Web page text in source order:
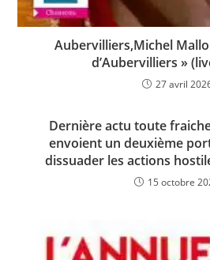
Aubervilliers,Michel
d’Aubervilliers »
27 avril
Dernière actu toute
envoient un deuxième
dissuader les actions
15 octobre